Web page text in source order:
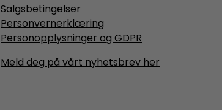
Salgsbetingelser
Personvernerklæring
Personopplysninger og GDPR
Meld deg på vårt nyhetsbrev her